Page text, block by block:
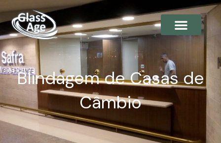
para
conteúdo
Blindagem de Casas de
Câmbio